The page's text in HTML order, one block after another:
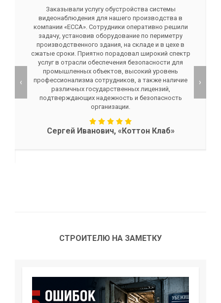
Заказывали услугу обустройства системы
видеонаблюдения для нашего производства в
компании «ЕССА». Сотрудники оперативно решили
задачу, установив оборудование по периметру
производственного здания, на складе и в цехе в
сжатые сроки. Приятно порадовал широкий спектр
услуг в отрасли обеспечения безопасности для
промышленных объектов, высокий уровень
профессионализма сотрудников, а также наличие
различных государственных лицензий,
подтверждающих надежность и безопасность
организации.
Сергей Иванович, «Коттон Клаб»
‹ ›
СТРОИТЕЛЮ НА ЗАМЕТКУ